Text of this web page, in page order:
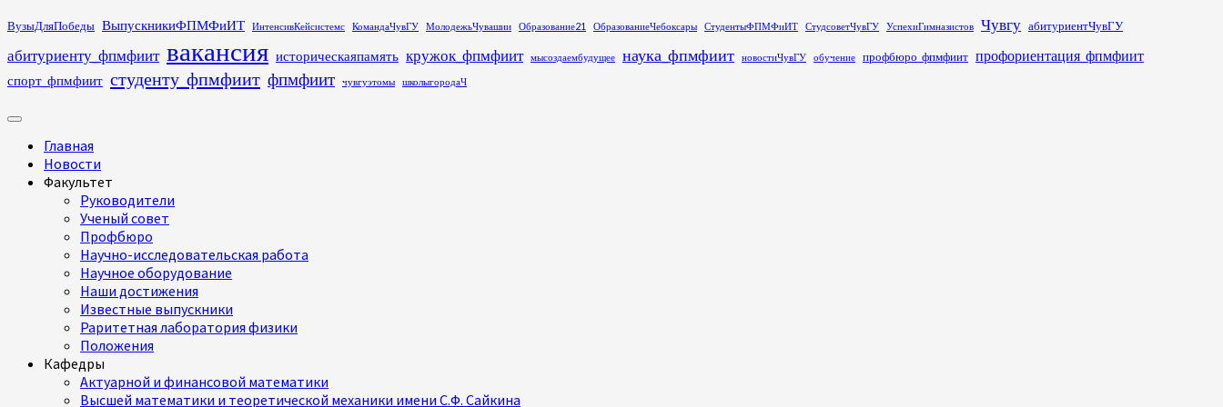
Перейти
содержимому
ВузыДляПобеды ВыпускникиФПМФиИТ ИнтенсивКейсистемс КомандаЧувГУ МолодежьЧувашии Образование21 ОбразованиеЧебоксары СтудентыФПМФиИТ СтудсоветЧувГУ УспехиГимназистов Чувгу абитуриентЧувГУ
абитуриенту_фпмфиит вакансия историческаяпамять кружок_фпмфиит мысоздаембудущее наука_фпмфиит новостиЧувГУ обучение профбюро_фпмфиит профориентация_фпмфиит
спорт_фпмфиит студенту_фпмфиит фпмфиит чувгуэтомы школыгородаЧ
Основное
Главная
Новости
Факультет
Руководители
Ученый совет
Профбюро
Научно-исследовательская работа
Научное оборудование
Наши достижения
Известные выпускники
Раритетная лаборатория физики
Положения
Кафедры
Актуарной и финансовой математики
Высшей математики и теоретической механики имени С.Ф. Сайкина